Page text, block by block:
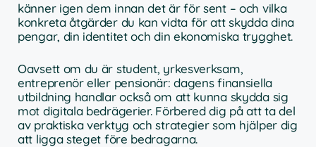
känner igen dem innan det är för sent – och vilka
konkreta åtgärder du kan vidta för att skydda dina
pengar, din identitet och din ekonomiska trygghet.
Oavsett om du är student, yrkesverksam,
entreprenör eller pensionär: dagens finansiella
utbildning handlar också om att kunna skydda sig
mot digitala bedrägerier. Förbered dig på att ta del
av praktiska verktyg och strategier som hjälper dig
att ligga steget före bedragarna.